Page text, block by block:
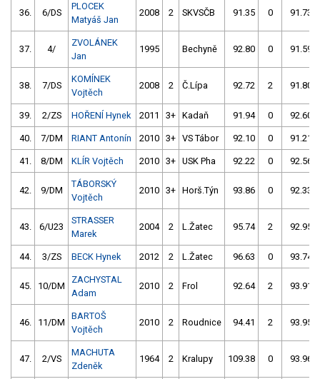
36. 6/DS
PLOCEK
Matyáš Jan
2008 2 SKVSČB 91.35 0 91.73
37. 4/
ZVOLÁNEK
Jan
1995 Bechyně 92.80 0 91.59
38. 7/DS
KOMÍNEK
Vojtěch
2008 2 Č.Lípa 92.72 2 91.80
39. 2/ZS HOŘENÍ Hynek 2011 3+ Kadaň 91.94 0 92.60
40. 7/DM RIANT Antonín 2010 3+ VS Tábor 92.10 0 91.21
41. 8/DM KLÍR Vojtěch 2010 3+ USK Pha 92.22 0 92.56
42. 9/DM
TÁBORSKÝ
Vojtěch
2010 3+ Horš.Týn 93.86 0 92.33
43. 6/U23
STRASSER
Marek
2004 2 L.Žatec 95.74 2 92.95
44. 3/ZS BECK Hynek 2012 2 L.Žatec 96.63 0 93.74
45. 10/DM
ZACHYSTAL
Adam
2010 2 Frol 92.64 2 93.91
46. 11/DM
BARTOŠ
Vojtěch
2010 2 Roudnice 94.41 2 93.95
47. 2/VS
MACHUTA
Zdeněk
1964 2 Kralupy 109.38 0 93.96